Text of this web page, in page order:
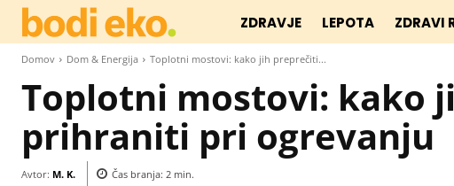
ZDRAVJE LEPOTA ZDRAVI
Domov Dom & Energija Toplotni mostovi: kako jih preprečiti...
Toplotni mostovi: kako
prihraniti pri ogrevanju
Avtor: M. K. Čas branja: 2 min.